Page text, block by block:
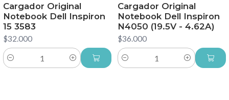
Cargador Original
Notebook Dell Inspiron
15 3583
$32.000
Cantidad
Cargador Original
Notebook Dell Inspiron
N4050 (19.5V - 4.62A)
$36.000
Cantidad